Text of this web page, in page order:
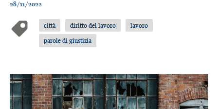
28/11/2022
città diritto del lavoro
lavoro
parole di giustizia